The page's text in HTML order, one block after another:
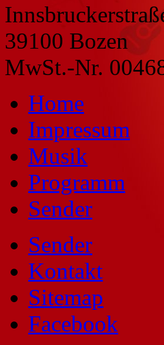
39100 Bozen
MwSt.-Nr.
Home
Impressum
Musik
Programm
Sender
Sender
Kontakt
Sitemap
Facebook